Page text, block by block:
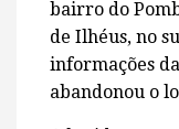
bairro do
de Ilhéus, no
informações
abandonou o